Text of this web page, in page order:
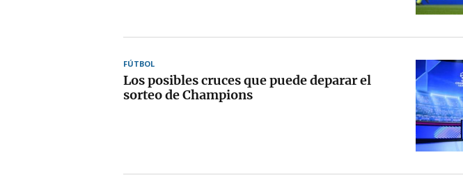
FÚTBOL
Los posibles cruces que puede deparar el
sorteo de Champions